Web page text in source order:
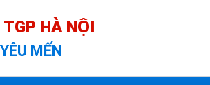
HÀ NỘI
MẾN